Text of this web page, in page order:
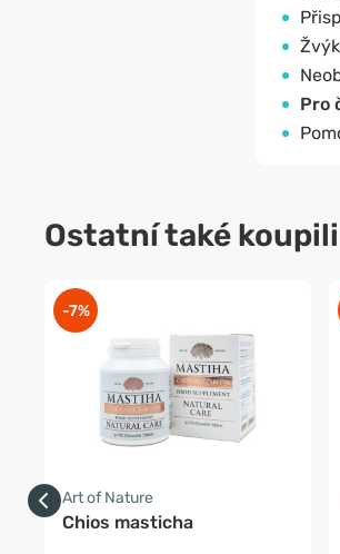
Pro
Ostatní také koupili
-7%
Art of Nature
Chios masticha